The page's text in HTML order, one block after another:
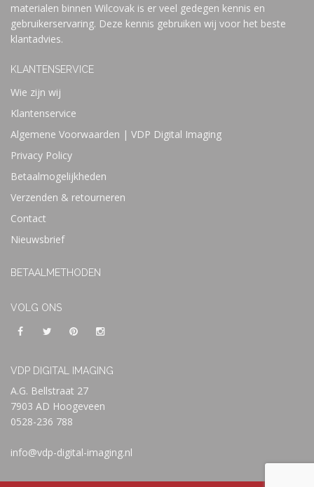
materialen binnen Wilcovak is er veel gedegen kennis en
gebruikerservaring. Deze kennis gebruiken wij voor het beste
klantadvies.
KLANTENSERVICE
Wie zijn wij
Klantenservice
Algemene Voorwaarden | VDP Digital Imaging
Privacy Policy
Betaalmogelijkheden
Verzenden & retourneren
Contact
Nieuwsbrief
BETAALMETHODEN
VOLG ONS
VDP DIGITAL IMAGING
A.G. Bellstraat 27
7903 AD Hoogeveen
0528-236 788
info@vdp-digital-imaging.nl